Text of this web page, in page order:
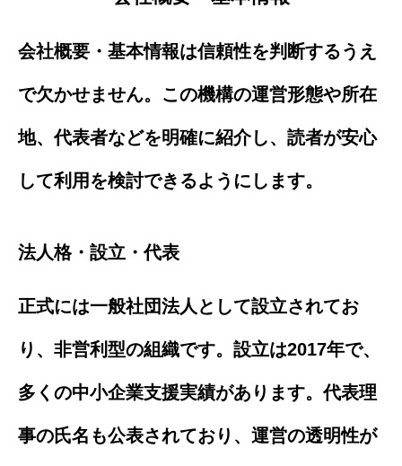
会社概要・基本情報は信頼性を判断するうえ
で欠かせません。この機構の運営形態や所在
地、代表者などを明確に紹介し、読者が安心
して利用を検討できるようにします。
法人格・設立・代表
正式には一般社団法人として設立されてお
り、非営利型の組織です。設立は2017年で、
多くの中小企業支援実績があります。代表理
事の氏名も公表されており、運営の透明性が